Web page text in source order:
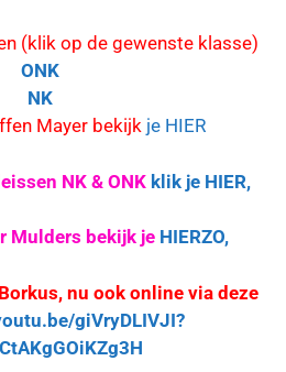
(klik op de gewenste klasse)
ONK
NK
Mayer bekijk je HIER
NK & ONK klik je HIER,
Mulders bekijk jeHIERZO,
nu ook online via deze
giVryDLIVJI?